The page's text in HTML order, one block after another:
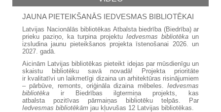
JAUNA PIETEIKŠANĀS IEDVESMAS BIBLIOTĒKAI
Latvijas Nacionālās bibliotēkas Atbalsta biedrība (Biedrība) ar
prieku paziņo, ka turpina projektu Iedvesmas bibliotēka un
izsludina jaunu pieteikšanos projekta īstenošanai 2026. un
2027. gadā.
Aicinām Latvijas bibliotēkas pieteikt idejas par mūsdienīgu un
skaistu bibliotēku savā novadā! Projekta prioritāte
ir kvalitatīvi un laikmetīgi dizaina un arhitektūras risinājumiem
– pārbūve, remonts, oriģināla dizaina mēbeles. Iedvesmas
bibliotēka ir Biedrības ilgtermiņa projekts, kas
atbalsta pozitīvas pārmaiņas bibliotēku telpās. Par
Iedvesmas bibliotēkām jau kļuvušas 12 Latvijas bibliotēkas.